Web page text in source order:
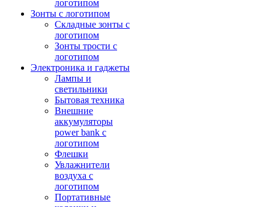
логотипом
Зонты с логотипом
Складные зонты с
логотипом
Зонты трости с
логотипом
Электроника и гаджеты
Лампы и
светильники
Бытовая техника
Внешние
аккумуляторы
power bank с
логотипом
Флешки
Увлажнители
воздуха с
логотипом
Портативные